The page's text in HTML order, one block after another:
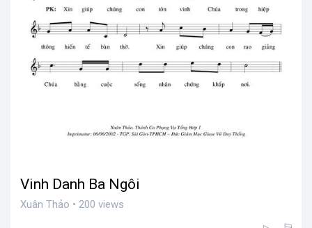
Vinh Danh Ba Ngôi
Xuân Thảo • 200 views